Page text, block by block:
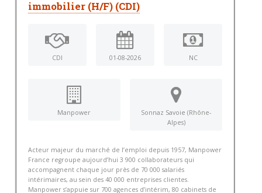
immobilier (H/F) (CDI)
CDI 01-08-2026 NC
Manpower
Sonnaz Savoie (Rhône-
Alpes)
Acteur majeur du marché de l’emploi depuis 1957, Manpower
France regroupe aujourd’hui 3 900 collaborateurs qui
accompagnent chaque jour près de 70 000 salariés
intérimaires, au sein des 40 000 entreprises clientes.
Manpower s’appuie sur 700 agences d’intérim, 80 cabinets de